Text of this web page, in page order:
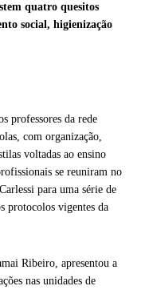
quatro quesitos
social, higienização
professores da rede
com organização,
voltadas ao ensino
se reuniram no
para uma série de
protocolos vigentes da
Ribeiro, apresentou a
nas unidades de